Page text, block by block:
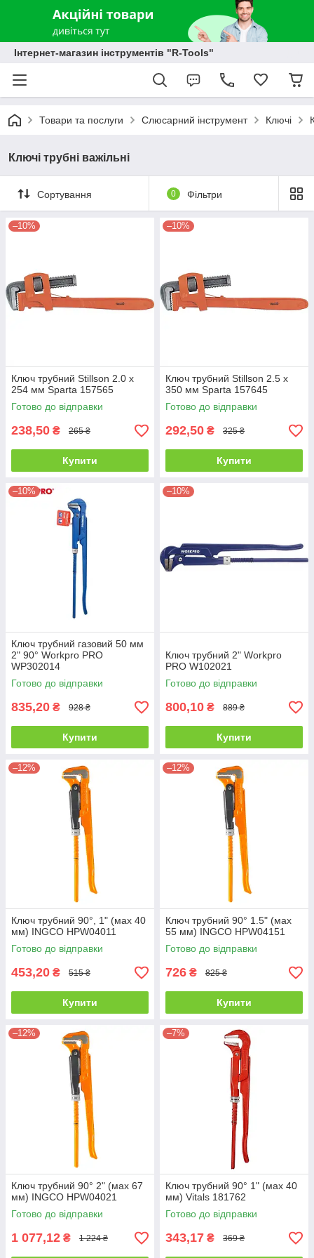
Інтернет-магазин інструментів "R-Tools"
Товари та послуги Слюсарний інструмент Ключі
Ключі трубні важільні
Сортування 0 Фільтри
–10%
Ключ трубний Stillson 2.0 х
254 мм Sparta 157565
Готово до відправки
238,50 ₴ 265 ₴
Купити
–10%
Ключ трубний Stillson 2.5 х
350 мм Sparta 157645
Готово до відправки
292,50 ₴ 325 ₴
Купити
–10%
Ключ трубний газовий 50 мм
2" 90° Workpro PRO
WP302014
Готово до відправки
835,20 ₴ 928 ₴
Купити
–10%
Ключ трубний 2" Workpro
PRO W102021
Готово до відправки
800,10 ₴ 889 ₴
Купити
–12%
Ключ трубний 90°, 1" (мах 40
мм) INGCO HPW04011
Готово до відправки
453,20 ₴ 515 ₴
Купити
–12%
Ключ трубний 90° 1.5" (мах
55 мм) INGCO HPW04151
Готово до відправки
726 ₴ 825 ₴
Купити
–12%
Ключ трубний 90° 2" (мах 67
мм) INGCO HPW04021
Готово до відправки
1 077,12 ₴ 1 224 ₴
–7%
Ключ трубний 90° 1" (мах 40
мм) Vitals 181762
Готово до відправки
343,17 ₴ 369 ₴